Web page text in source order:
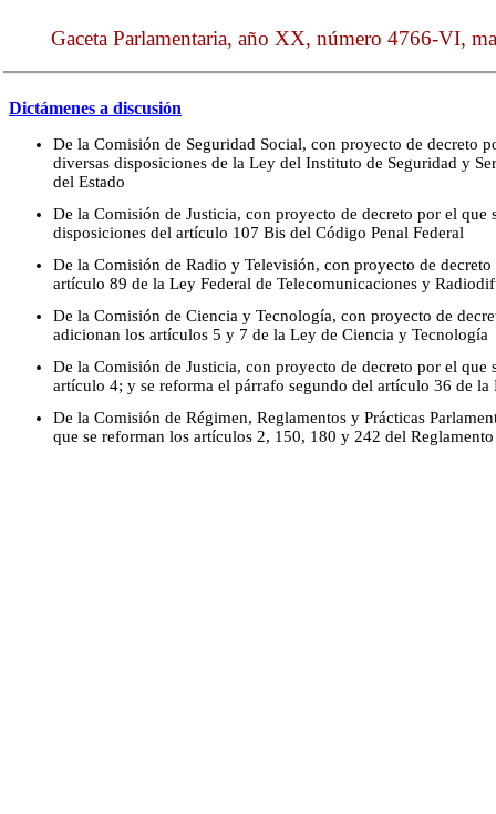
Gaceta Parlamentaria, año XX, número 4766-VI,
Dictámenes a discusión
De la Comisión de Seguridad Social, con proyecto de decreto
diversas disposiciones de la Ley del Instituto de Seguridad y
del Estado
De la Comisión de Justicia, con proyecto de decreto por el que
disposiciones del artículo 107 Bis del Código Penal Federal
De la Comisión de Radio y Televisión, con proyecto de
artículo 89 de la Ley Federal de Telecomunicaciones y
De la Comisión de Ciencia y Tecnología, con proyecto de
adicionan los artículos 5 y 7 de la Ley de Ciencia y Tecnología
De la Comisión de Justicia, con proyecto de decreto por el
artículo 4; y se reforma el párrafo segundo del artículo 36 de
De la Comisión de Régimen, Reglamentos y Prácticas
que se reforman los artículos 2, 150, 180 y 242 del